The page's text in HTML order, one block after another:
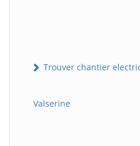
Trouver chantier
Valserine